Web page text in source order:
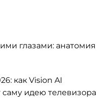
глазами: анатомия
как Vision AI
идею телевизора